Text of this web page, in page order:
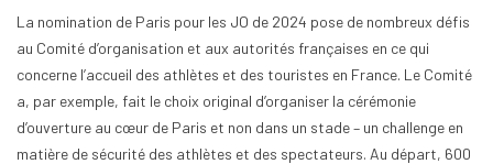
La nomination de Paris pour les JO de 2024 pose de nombreux défis
au Comité d’organisation et aux autorités françaises en ce qui
concerne l’accueil des athlètes et des touristes en France. Le Comité
a, par exemple, fait le choix original d’organiser la cérémonie
d’ouverture au cœur de Paris et non dans un stade – un challenge en
matière de sécurité des athlètes et des spectateurs. Au départ, 600